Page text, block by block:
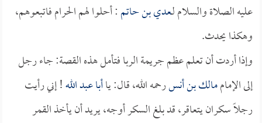
عليه الصلاة والسلام لـعدي بن حاتم: أحلوا لهم الحرام فاتبعوهم،
وهكذا يحدث.
وإذا أردت أن تعلم عظم جريمة الربا فتأمل هذه القصة: جاء رجل
إلى الإماممالك بن أنسرحمه الله، قال: ياأبا عبد الله! إني رأيت
رجلاً سكران يتعاقر، قد بلغ السكر أوجه، يريد أن يأخذ القمر